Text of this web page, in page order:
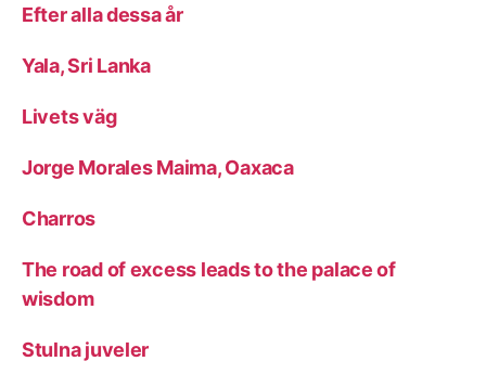
Efter alla dessa år
Yala, Sri Lanka
Livets väg
Jorge Morales Maima, Oaxaca
Charros
The road of excess leads to the palace of
wisdom
Stulna juveler